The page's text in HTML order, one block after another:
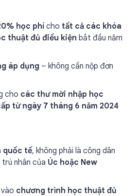
học phí cho tất cả các khóa
thuật đủ điều kiện bắt đầu năm
áp dụng – không cần nộp đơn
cho các thư mời nhập học
từ ngày 7 tháng 6 năm 2024
quốc tế, không phải là công dân
nhân của Úc hoặc New
chương trình học thuật đủ